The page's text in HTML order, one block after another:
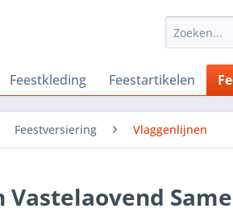
Feestkleding Feestartikelen
Feestversiering Vlaggenlijnen
Vastelaovend Same